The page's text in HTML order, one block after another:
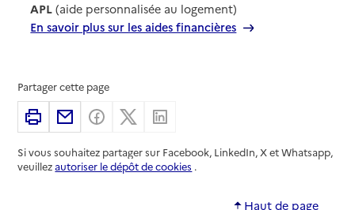
APL (aide personnalisée au logement)
En savoir plus sur les aides financières
Partager cette page
ImprimerPartager par email
Partager sur Facebook
Partager sur X
Si vous souhaitez partager sur Facebook, LinkedIn, X et Whatsapp,
veuillezautoriser le dépôt de cookies .
Haut de page